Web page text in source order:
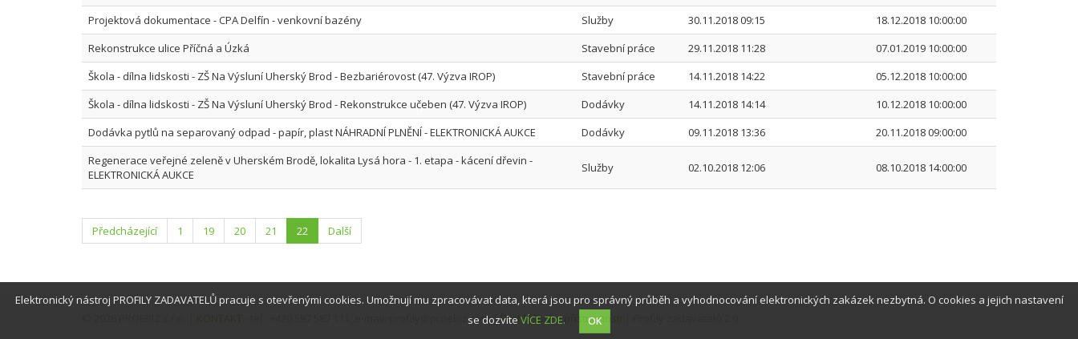
Projektová dokumentace - CPA Delfín - venkovní bazény
Služby 30.11.2018 09:15
18.12.2018 10:00:00
Rekonstrukce ulice Příčná a Úzká
Stavební práce 29.11.2018 11:28
07.01.2019 10:00:00
Škola - dílna lidskosti - ZŠ Na Výsluní Uherský Brod - Bezbariérovost (47. Výzva IROP)
Stavební práce 14.11.2018 14:22
05.12.2018 10:00:00
Škola - dílna lidskosti - ZŠ Na Výsluní Uherský Brod - Rekonstrukce učeben (47. Výzva IROP)
Dodávky 14.11.2018 14:14
10.12.2018 10:00:00
Dodávka pytlů na separovaný odpad - papír, plast NÁHRADNÍ PLNĚNÍ - ELEKTRONICKÁ AUKCE
Dodávky 09.11.2018 13:36
20.11.2018 09:00:00
Regenerace veřejné zeleně v Uherském Brodě, lokalita Lysá hora - 1. etapa - kácení dřevin -
ELEKTRONICKÁ AUKCE
Služby 02.10.2018 12:06 08.10.2018 14:00:00
Předcházející 1 19 20 21 22 Další
- tel.: +420 597 587 111, e-mail: profily@proebiz.com |Prohlášení o přístupnosti
Elektronický nástroj PROFILY ZADAVATELŮ pracuje s otevřenými cookies. Umožnují mu zpracovávat data, která jsou pro správný průběh a vyhodnocování elektronických zakázek nezbytná. O cookies a jejich nastavení
se dozvíte VÍCE ZDE. OK